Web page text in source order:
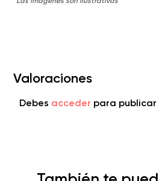
Valoraciones
Debes acceder para publicar